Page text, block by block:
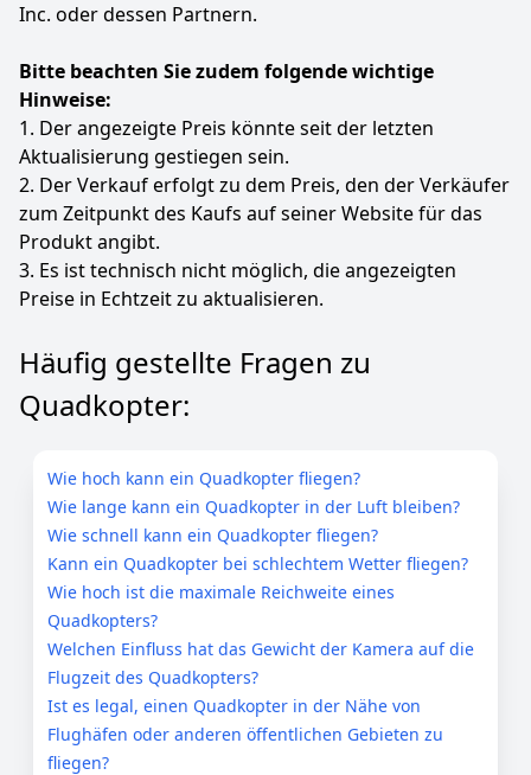
Inc. oder dessen Partnern.
Bitte beachten Sie zudem folgende wichtige
Hinweise:
1. Der angezeigte Preis könnte seit der letzten
Aktualisierung gestiegen sein.
2. Der Verkauf erfolgt zu dem Preis, den der Verkäufer
zum Zeitpunkt des Kaufs auf seiner Website für das
Produkt angibt.
3. Es ist technisch nicht möglich, die angezeigten
Preise in Echtzeit zu aktualisieren.
Häufig gestellte Fragen zu
Quadkopter:
Wie hoch kann ein Quadkopter fliegen?
Wie lange kann ein Quadkopter in der Luft bleiben?
Wie schnell kann ein Quadkopter fliegen?
Kann ein Quadkopter bei schlechtem Wetter fliegen?
Wie hoch ist die maximale Reichweite eines
Quadkopters?
Welchen Einfluss hat das Gewicht der Kamera auf die
Flugzeit des Quadkopters?
Ist es legal, einen Quadkopter in der Nähe von
Flughäfen oder anderen öffentlichen Gebieten zu
fliegen?